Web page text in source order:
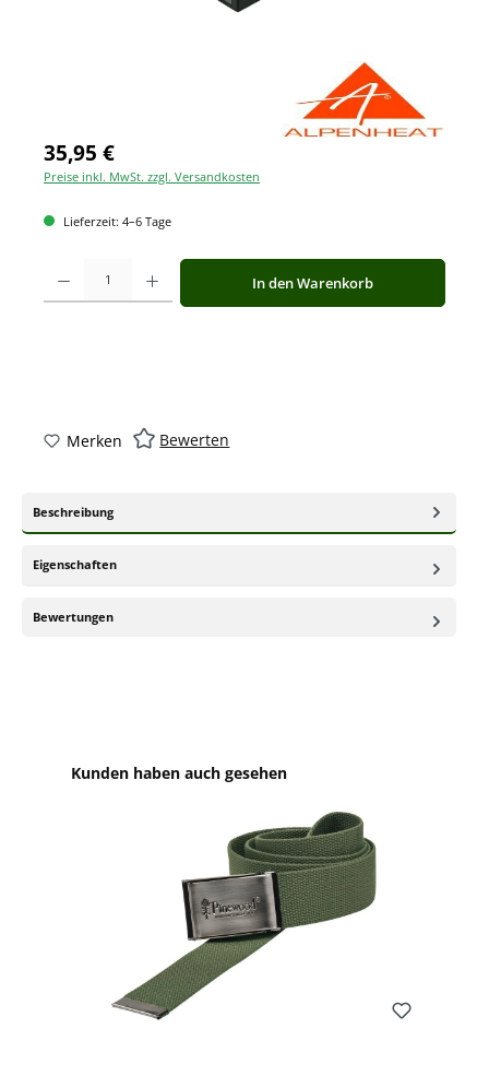
35,95 €
Preise inkl. MwSt. zzgl. Versandkosten
Lieferzeit: 4–6 Tage
Produkt Anzahl: Gib den gewünschten Wert ein oder benutze die
In den Warenkorb
Merken Bewerten
Beschreibung
Eigenschaften
Bewertungen
Produktgalerie überspringen
Kunden haben auch gesehen